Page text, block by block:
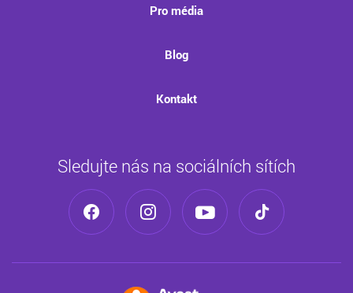
Pro média
Blog
Kontakt
Sledujte nás na sociálních sítích